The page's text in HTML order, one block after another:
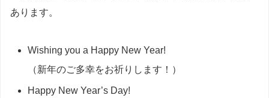
あります。
Wishing you a Happy New Year!
（新年のご多幸をお祈りします！）
Happy New Year’s Day!